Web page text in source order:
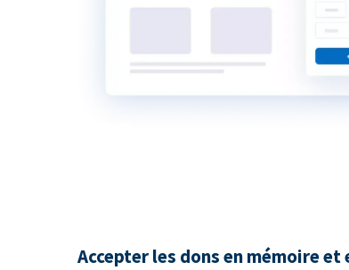
Accepter les dons en mémoire et